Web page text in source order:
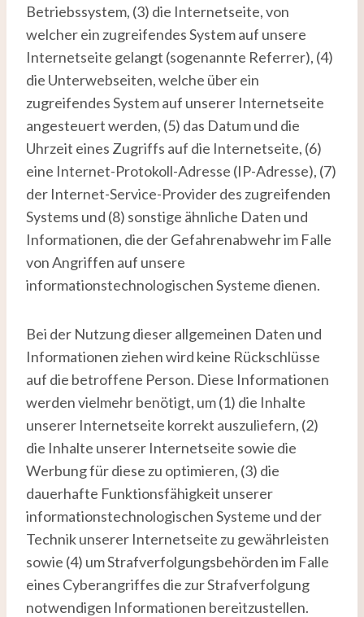
Betriebssystem, (3) die Internetseite, von
welcher ein zugreifendes System auf unsere
Internetseite gelangt (sogenannte Referrer), (4)
die Unterwebseiten, welche über ein
zugreifendes System auf unserer Internetseite
angesteuert werden, (5) das Datum und die
Uhrzeit eines Zugriffs auf die Internetseite, (6)
eine Internet-Protokoll-Adresse (IP-Adresse), (7)
der Internet-Service-Provider des zugreifenden
Systems und (8) sonstige ähnliche Daten und
Informationen, die der Gefahrenabwehr im Falle
von Angriffen auf unsere
informationstechnologischen Systeme dienen.
Bei der Nutzung dieser allgemeinen Daten und
Informationen ziehen wird keine Rückschlüsse
auf die betroffene Person. Diese Informationen
werden vielmehr benötigt, um (1) die Inhalte
unserer Internetseite korrekt auszuliefern, (2)
die Inhalte unserer Internetseite sowie die
Werbung für diese zu optimieren, (3) die
dauerhafte Funktionsfähigkeit unserer
informationstechnologischen Systeme und der
Technik unserer Internetseite zu gewährleisten
sowie (4) um Strafverfolgungsbehörden im Falle
eines Cyberangriffes die zur Strafverfolgung
notwendigen Informationen bereitzustellen.